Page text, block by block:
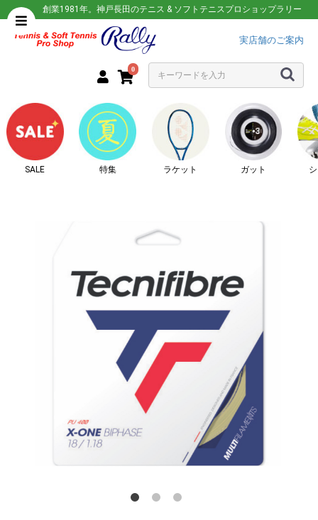
創業1981年。神戸長田のテニス & ソフトテニスプロショップラリー
実店舗のご案内
0
SALE 特集 ラケット ガット